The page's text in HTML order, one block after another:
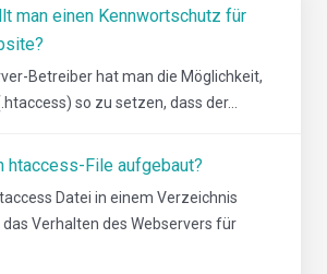
man einen Kennwortschutz für
Betreiber hat man die Möglichkeit,
so zu setzen, dass der...
htaccess-File aufgebaut?
Datei in einem Verzeichnis
das Verhalten des Webservers für